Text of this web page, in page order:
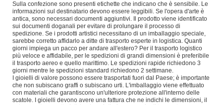
Sulla confezione sono presenti etichette che indicano che è sensibile. Le
informazioni sul destinatario devono essere leggibili. Se l'opera d'arte è
antica, sono necessari documenti aggiuntivi. Il prodotto viene identificato
sui documenti doganali per evitare di prolungare il processo di
spedizione. Se i prodotti artistici necessitano di un imballaggio speciale,
sarebbe corretto affidarlo a ditte di trasporto esperte in logistica. Quanti
giorni impiega un pacco per andare all'estero? Per il trasporto logistico
più veloce e affidabile, per le spedizioni di grandi dimensioni è preferibile
il trasporto aereo e quello marittimo. Le spedizioni rapide richiedono 3
giorni mentre le spedizioni standard richiedono 2 settimane.
I gioielli di valore possono essere trasportati fuori dal Paese; è importante
che non subiscano graffi o subiscano urti. L'imballaggio viene effettuato
con materiali che garantiscono un'ulteriore protezione all'interno delle
scatole. I gioielli devono avere una fattura che ne indichi le dimensioni, il